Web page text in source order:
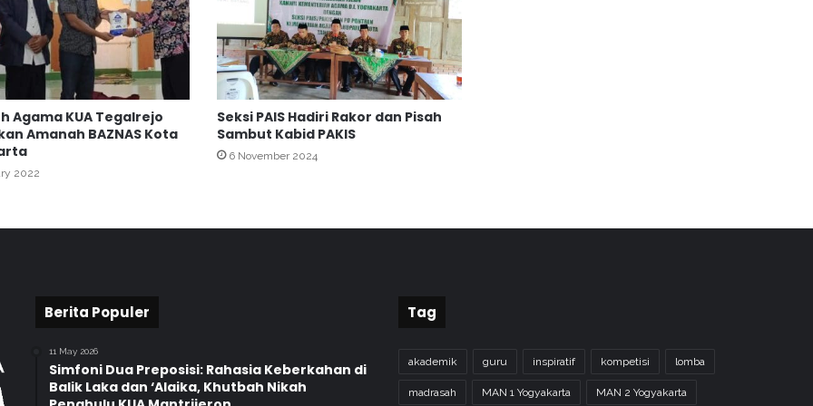
a
g
H
u
l
u
a
Agama KUA Tegalrejo
Amanah BAZNAS Kota
2022
Seksi PAIS Hadiri Rakor dan Pisah
Sambut Kabid PAKIS
6 November 2024
Berita Populer
11 May 2026
Simfoni Dua Preposisi: Rahasia Keberkahan di
Balik Laka dan ‘Alaika, Khutbah Nikah
Tag
akademik guru inspiratif kompetisi lomba
madrasah MAN 1 Yogyakarta MAN 2 Yogyakarta